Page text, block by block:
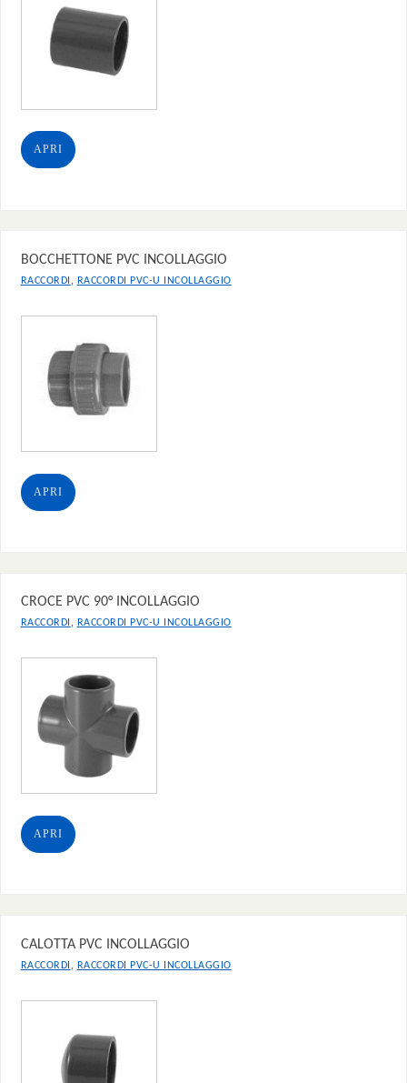
APRI
BOCCHETTONE PVC INCOLLAGGIO
RACCORDI , RACCORDI PVC-U INCOLLAGGIO
APRI
CROCE PVC 90° INCOLLAGGIO
RACCORDI , RACCORDI PVC-U INCOLLAGGIO
APRI
CALOTTA PVC INCOLLAGGIO
RACCORDI RACCORDI PVC-U INCOLLAGGIO